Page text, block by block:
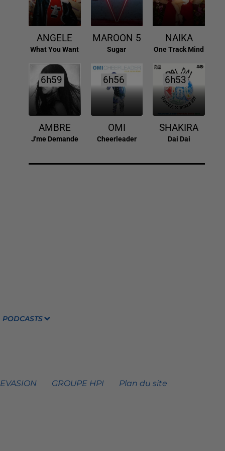
ANGELE
What You Want
MAROON 5
Sugar
NAIKA
One Track Mind
6h59
6h59
AMBRE
J'me Demande
6h56
6h56
OMI
Cheerleader
6h53
6h53
SHAKIRA
Dai Dai
PODCASTS
GROUPE HPI Plan du site